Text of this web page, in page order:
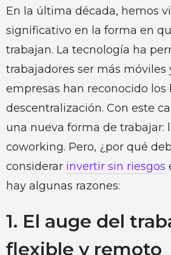
En la última década, hemos
significativo en la forma en
trabajan. La tecnología ha
trabajadores ser más móviles
empresas han reconocido los
descentralización. Con este
una nueva forma de trabajar:
coworking. Pero, ¿por qué
considerar invertir sin riesgos
hay algunas razones:
1. El auge del
flexible y remoto